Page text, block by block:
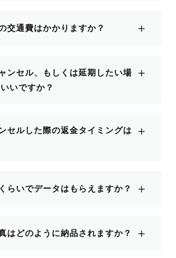
交通費はかかりますか？ ＋
ンセル、もしくは延期したい場
いですか？
＋
セルした際の返金タイミングは
＋
らいでデータはもらえますか？ ＋
はどのように納品されますか？ ＋